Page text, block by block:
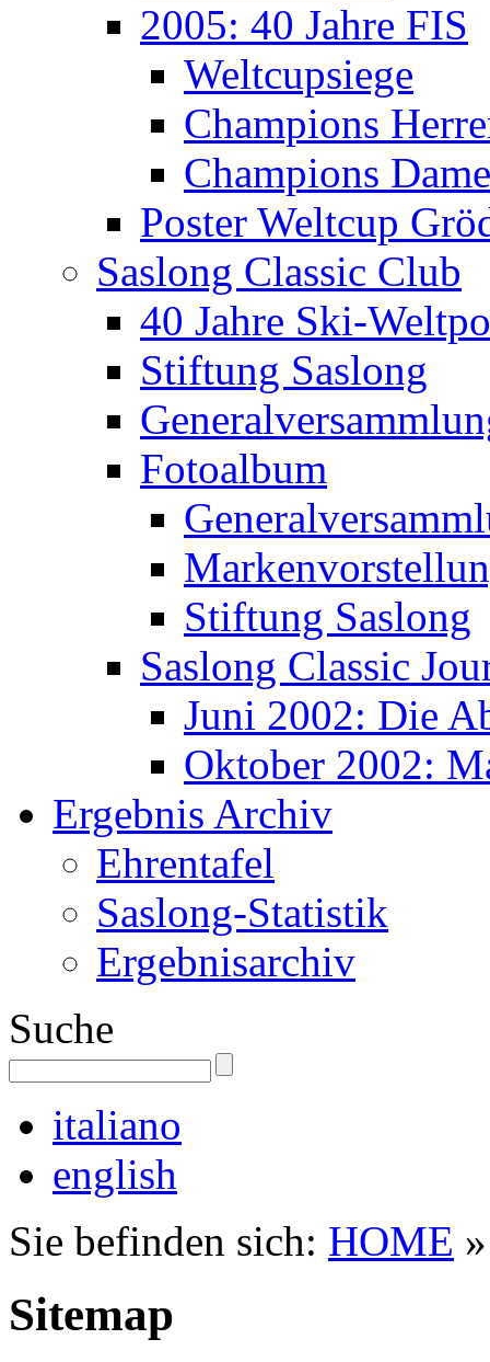
2005: 40 Jahre FIS
Weltcupsiege
Champions
Champions
Poster Weltcup
Saslong Classic Club
40 Jahre Ski-
Stiftung Saslong
Fotoalbum
Stiftung Saslong
Saslong Classic
Juni 2002: Die
Oktober 2002:
Ergebnis Archiv
Ehrentafel
Saslong-Statistik
Ergebnisarchiv
Suche
italiano
english
Sie befinden sich: HOME
Sitemap